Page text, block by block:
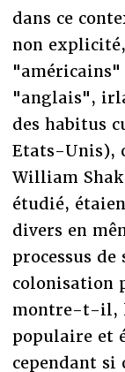
dans ce
non
"américains"
"anglais",
des habitus
Etats-Unis),
William
étudié,
divers en
processus
colonisation
montre-t-il,
populaire et
cependant si